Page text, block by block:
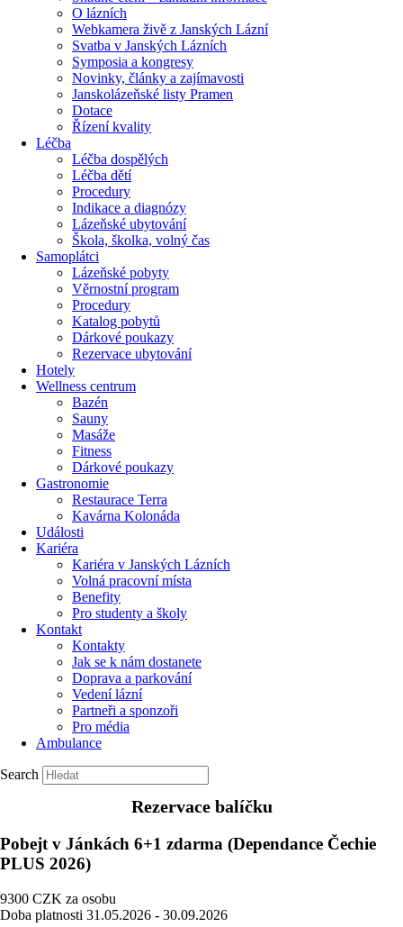
O lázních
Webkamera živě z Janských Lázní
Svatba v Janských Lázních
Symposia a kongresy
Novinky, články a zajímavosti
Janskolázeňské listy Pramen
Dotace
Řízení kvality
Léčba
Léčba dospělých
Léčba dětí
Procedury
Indikace a diagnózy
Lázeňské ubytování
Škola, školka, volný čas
Samoplátci
Lázeňské pobyty
Věrnostní program
Procedury
Katalog pobytů
Dárkové poukazy​
Rezervace ubytování
Hotely
Wellness centrum
Bazén
Sauny
Masáže
Fitness
Dárkové poukazy​
Gastronomie
Restaurace Terra
Kavárna Kolonáda
Události
Kariéra
Kariéra v Janských Lázních
Volná pracovní místa
Benefity
Pro studenty a školy
Kontakt
Kontakty
Jak se k nám dostanete
Doprava a parkování
Vedení lázní
Partneři a sponzoři
Pro média
Ambulance
Search
Rezervace balíčku
Pobejt v Jánkách 6+1 zdarma (Dependance Čechie
PLUS 2026)
9300 CZK za osobu
Doba platnosti 31.05.2026 - 30.09.2026